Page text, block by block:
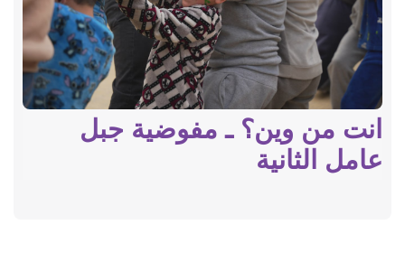
انت من وين؟ ـ مفوضية جبل
عامل الثانية